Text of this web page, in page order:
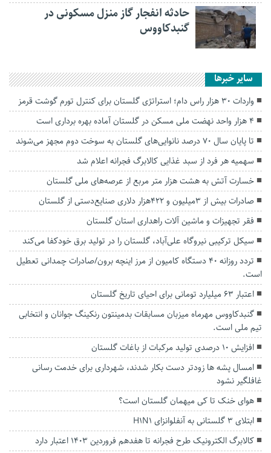
حادثه انفجار گاز منزل مسکونی در
گنبدکاووس
سایر خبرها
واردات ۳۰ هزار راس دام؛ استراتژی گلستان برای کنترل تورم گوشت قرمز
۴ هزار واحد نهضت ملی مسکن در گلستان آماده بهره برداری است
تا پایان سال ۷۰ درصد نانوایی‌های گلستان به سوخت دوم مجهز می‌شوند
سهمیه هر فرد از سبد غذایی کالابرگ فجرانه اعلام شد
خسارت آتش به هشت هزار متر مربع از عرصه‌های ملی گلستان
صادرات بیش از ۳میلیون و ۴۲۲هزار دلاری صنایع‌دستی از گلستان
فقر تجهیزات و ماشین آلات راهداری استان گلستان
سیکل ترکیبی نیروگاه علی‌آباد، گلستان را در تولید برق خودکفا می‌کند
تردد روزانه ۴۰ دستگاه کامیون از مرز اینچه برون/صادرات چمدانی تعطیل
است.
اعتبار ۶۳ میلیارد تومانی برای احیای تاریخ گلستان
گنبدکاووس مهرماه میزبان مسابقات بدمینتون رنکینگ جوانان و انتخابی
تیم ملی است.
افزایش ۱۰ درصدی تولید مرکبات از باغات گلستان
امسال پشه ها زودتر دست بکار شدند، شهرداری برای خدمت رسانی
غافلگیر نشود
هوای خنک تا کی میهمان گلستان است؟
ابتلای ۳ گلستانی به آنفلوانزای H1N1
کالابرگ الکترونیک طرح فجرانه تا هفدهم فروردین ۱۴۰۳ اعتبار دارد